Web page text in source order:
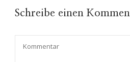
Schreibe einen